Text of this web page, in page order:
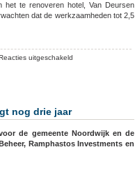
het te renoveren hotel, Van Deursen
dat de werkzaamheden tot 2,5
uitgeschakeld
nog drie jaar
de gemeente Noordwijk en de
Ramphastos Investments en